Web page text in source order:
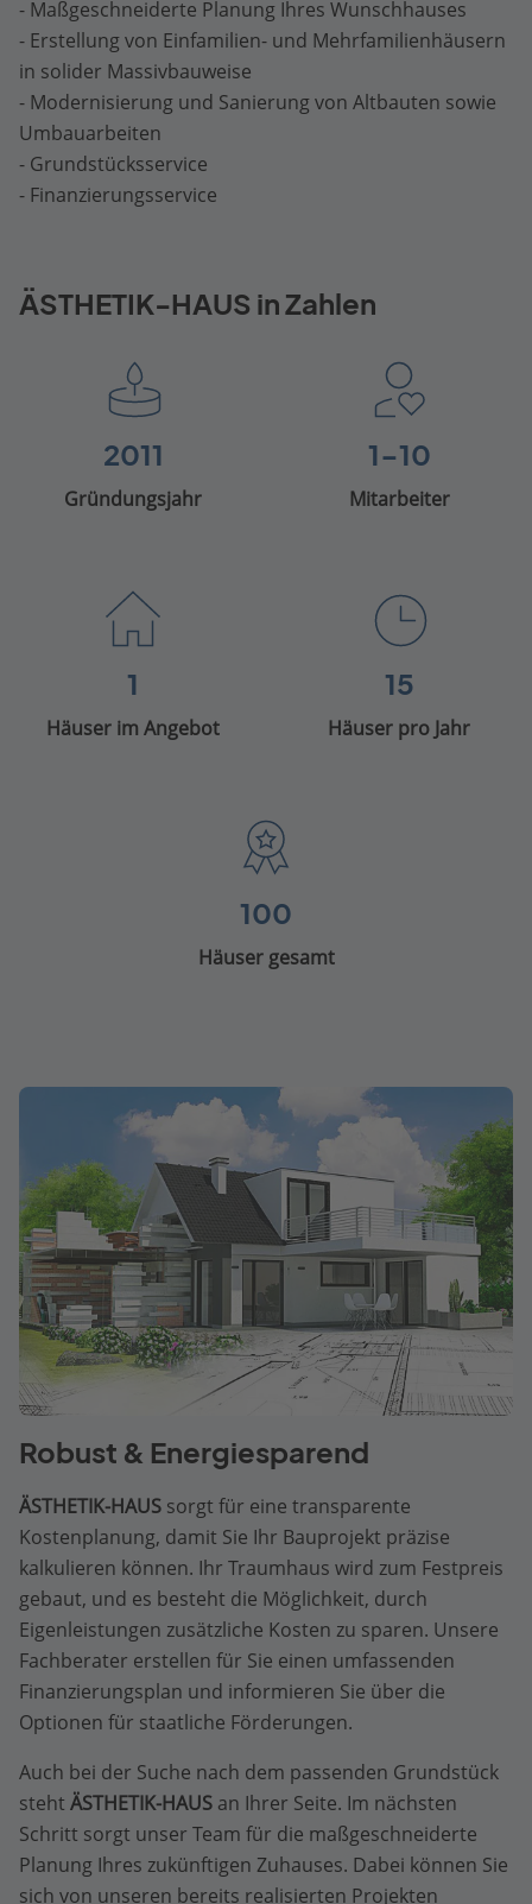
- Maßgeschneiderte Planung Ihres Wunschhauses
- Erstellung von Einfamilien- und Mehrfamilienhäusern
in solider Massivbauweise
- Modernisierung und Sanierung von Altbauten sowie
Umbauarbeiten
- Grundstücksservice
- Finanzierungsservice
ÄSTHETIK-HAUS in Zahlen
2011
Gründungsjahr
1-10
Mitarbeiter
1
Häuser im Angebot
15
Häuser pro Jahr
100
Häuser gesamt
Robust & Energiesparend
ÄSTHETIK-HAUS sorgt für eine transparente
Kostenplanung, damit Sie Ihr Bauprojekt präzise
kalkulieren können. Ihr Traumhaus wird zum Festpreis
gebaut, und es besteht die Möglichkeit, durch
Eigenleistungen zusätzliche Kosten zu sparen. Unsere
Fachberater erstellen für Sie einen umfassenden
Finanzierungsplan und informieren Sie über die
Optionen für staatliche Förderungen.
Auch bei der Suche nach dem passenden Grundstück
steht ÄSTHETIK-HAUS an Ihrer Seite. Im nächsten
Schritt sorgt unser Team für die maßgeschneiderte
Planung Ihres zukünftigen Zuhauses. Dabei können Sie
sich von unseren bereits realisierten Projekten